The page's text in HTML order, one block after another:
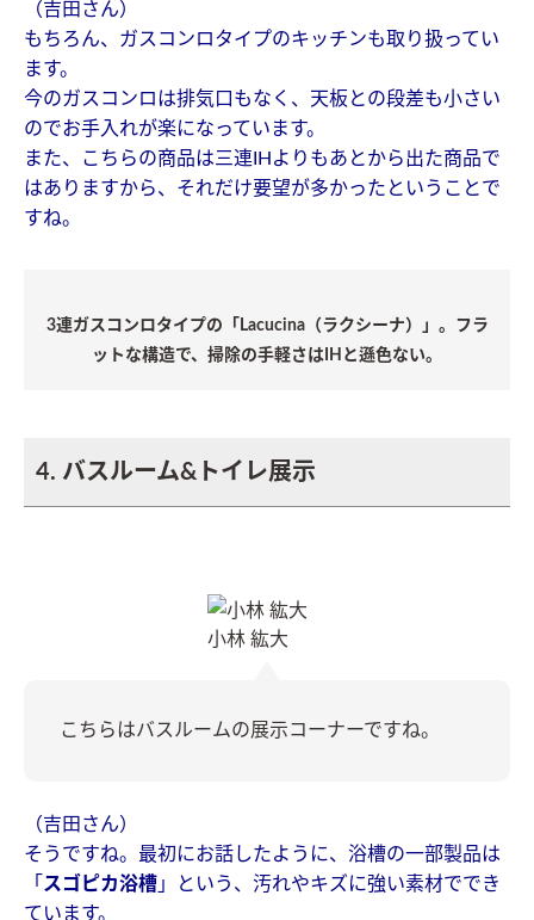
（吉田さん）
もちろん、ガスコンロタイプのキッチンも取り扱ってい
ます。
今のガスコンロは排気口もなく、天板との段差も小さい
のでお手入れが楽になっています。
また、こちらの商品は三連IHよりもあとから出た商品で
はありますから、それだけ要望が多かったということで
すね。
3連ガスコンロタイプの「Lacucina（ラクシーナ）」。フラ
ットな構造で、掃除の手軽さはIHと遜色ない。
4. バスルーム&トイレ展示
小林 紘大
こちらはバスルームの展示コーナーですね。
（吉田さん）
そうですね。最初にお話したように、浴槽の一部製品は
「 スゴピカ浴槽 」という、汚れやキズに強い素材ででき
ています。